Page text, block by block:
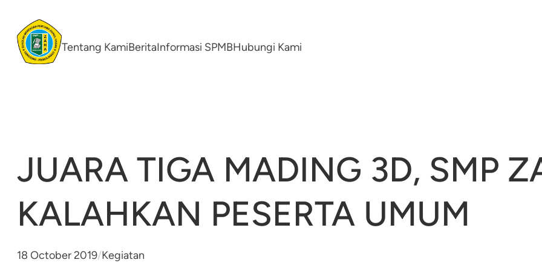
content
Tentang KamiBeritaInformasi SPMBHubungi Kami
JUARA TIGA MADING 3D, SMP
KALAHKAN PESERTA UMUM
18 October 2019/Kegiatan